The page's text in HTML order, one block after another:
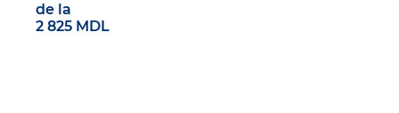
de la
2 825 MDL